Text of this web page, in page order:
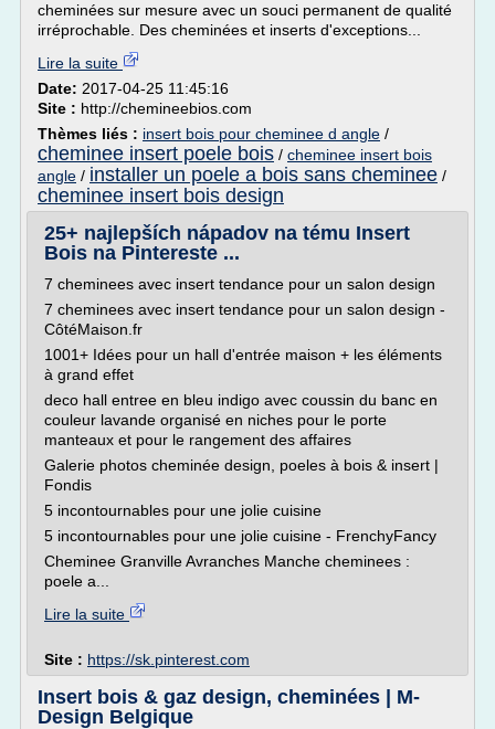
cheminées sur mesure avec un souci permanent de qualité
irréprochable. Des cheminées et inserts d'exceptions...
Lire la suite
Date: 2017-04-25 11:45:16
Site : http://chemineebios.com
Thèmes liés : insert bois pour cheminee d angle /
cheminee insert poele bois / cheminee insert bois
angle / installer un poele a bois sans cheminee /
cheminee insert bois design
25+ najlepších nápadov na tému Insert
Bois na Pintereste ...
7 cheminees avec insert tendance pour un salon design
7 cheminees avec insert tendance pour un salon design -
CôtéMaison.fr
1001+ Idées pour un hall d'entrée maison + les éléments
à grand effet
deco hall entree en bleu indigo avec coussin du banc en
couleur lavande organisé en niches pour le porte
manteaux et pour le rangement des affaires
Galerie photos cheminée design, poeles à bois & insert |
Fondis
5 incontournables pour une jolie cuisine
5 incontournables pour une jolie cuisine - FrenchyFancy
Cheminee Granville Avranches Manche cheminees :
poele a...
Lire la suite
Site : https://sk.pinterest.com
Insert bois & gaz design, cheminées | M-
Design Belgique